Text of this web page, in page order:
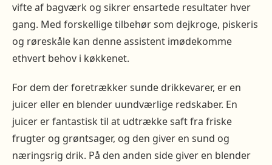
vifte af bagværk og sikrer ensartede resultater hver
gang. Med forskellige tilbehør som dejkroge, piskeris
og røreskåle kan denne assistent imødekomme
ethvert behov i køkkenet.
For dem der foretrækker sunde drikkevarer, er en
juicer eller en blender uundværlige redskaber. En
juicer er fantastisk til at udtrække saft fra friske
frugter og grøntsager, og den giver en sund og
næringsrig drik. På den anden side giver en blender